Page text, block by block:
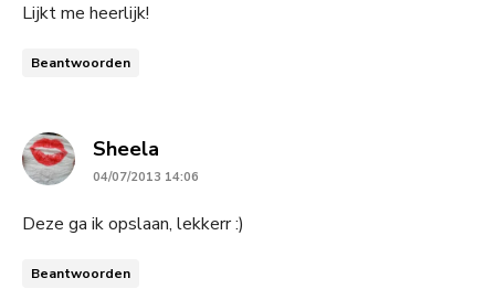
Lijkt me heerlijk!
Beantwoorden
Sheela
04/07/2013 14:06
Deze ga ik opslaan, lekkerr :)
Beantwoorden